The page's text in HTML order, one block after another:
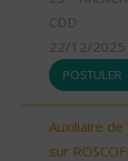
CDD
22/12/2025
POSTULER
Auxiliaire
sur